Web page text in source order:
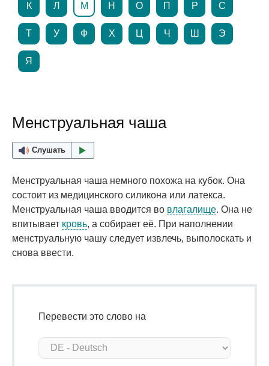
К Л М Н О П Р С
Т У Ф Х Ц Ч Ш Э
Я
Менструальная чаша
Слушать
Менструальная чаша немного похожа на кубок. Она
состоит из медицинского силикона или латекса.
Менструальная чаша вводится во влагалище. Она не
впитывает кровь, а собирает её. При наполнении
менструальную чашу следует извлечь, выполоскать и
снова ввести.
Перевести это слово на